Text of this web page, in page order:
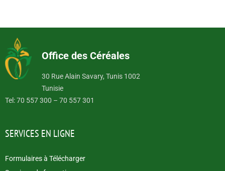
Office des Céréales
30 Rue Alain Savary, Tunis 1002
Tunisie
Tel: 70 557 300 – 70 557 301
SERVICES EN LIGNE
Formulaires à Télécharger